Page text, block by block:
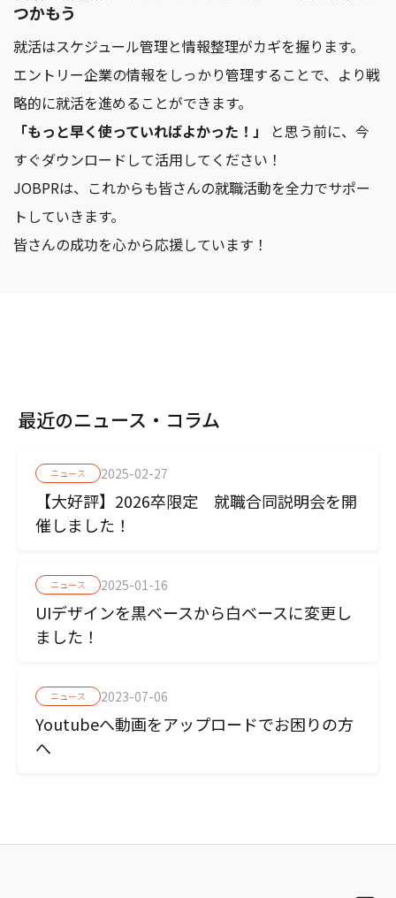
つかもう
就活はスケジュール管理と情報整理がカギを握ります。
エントリー企業の情報をしっかり管理することで、より戦
略的に就活を進めることができます。
「もっと早く使っていればよかった！」
と思う前に、今
すぐダウンロードして活用してください！
JOBPRは、これからも皆さんの就職活動を全力でサポー
トしていきます。
皆さんの成功を心から応援しています！
最近のニュース・コラム
ニュース 2025-02-27
【大好評】2026卒限定 就職合同説明会を開
催しました！
ニュース 2025-01-16
UIデザインを黒ベースから白ベースに変更し
ました！
ニュース 2023-07-06
Youtubeへ動画をアップロードでお困りの方
へ